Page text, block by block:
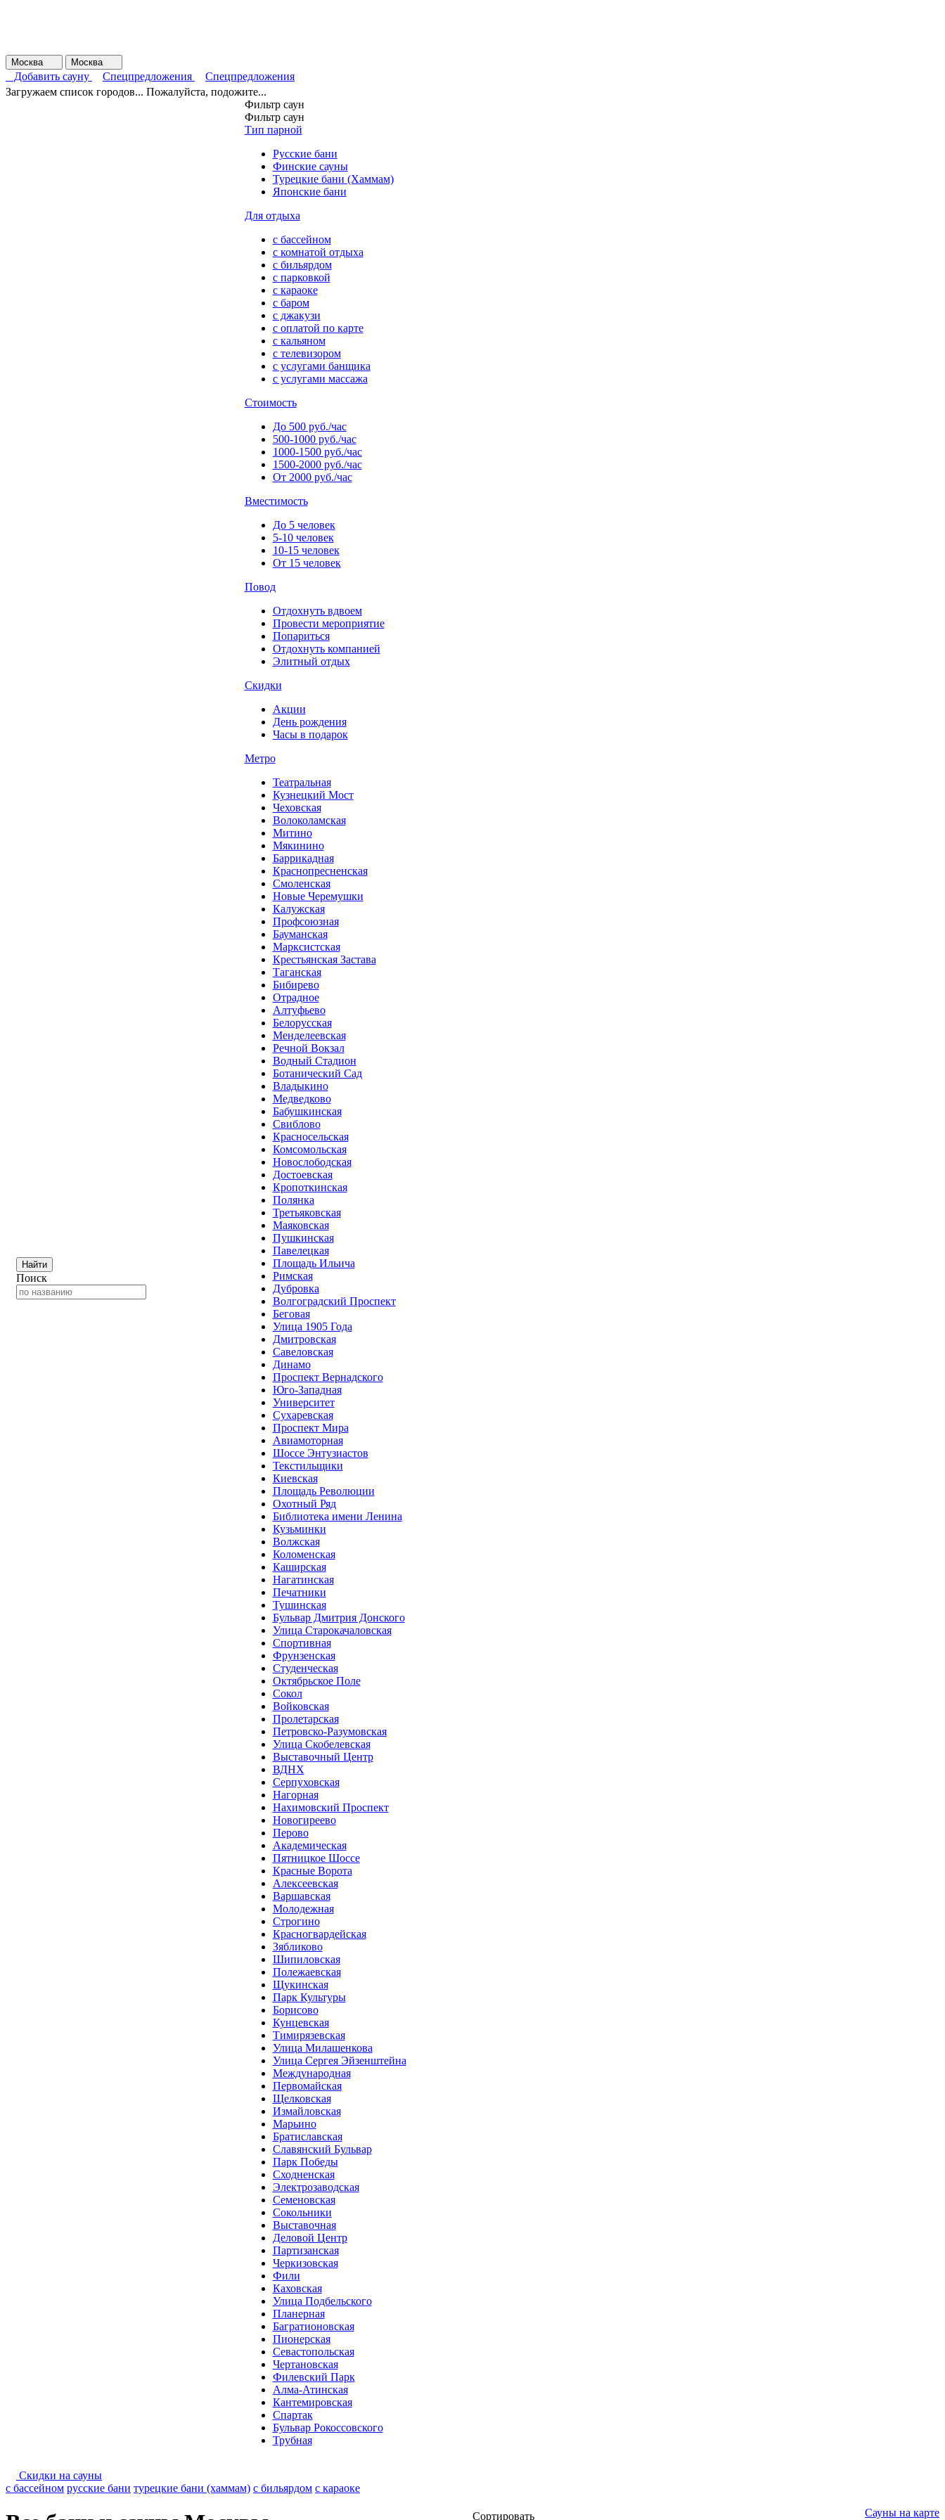
Москва Москва
Добавить сауну Спецпредложения
Спецпредложения
Загружаем список городов... Пожалуйста, подожите...
Найти
Поиск
Фильтр саун
Фильтр саун
Тип парной
Русские бани
Финские сауны
Турецкие бани (Хаммам)
Японские бани
Для отдыха
с бассейном
с комнатой отдыха
с бильярдом
с парковкой
с караоке
с баром
с джакузи
с оплатой по карте
с кальяном
с телевизором
с услугами банщика
с услугами массажа
Стоимость
До 500 руб./час
500-1000 руб./час
1000-1500 руб./час
1500-2000 руб./час
От 2000 руб./час
Вместимость
До 5 человек
5-10 человек
10-15 человек
От 15 человек
Повод
Отдохнуть вдвоем
Провести мероприятие
Попариться
Отдохнуть компанией
Элитный отдых
Скидки
Акции
День рождения
Часы в подарок
Метро
Театральная
Кузнецкий Мост
Чеховская
Волоколамская
Митино
Мякинино
Баррикадная
Краснопресненская
Смоленская
Новые Черемушки
Калужская
Профсоюзная
Бауманская
Марксистская
Крестьянская Застава
Таганская
Бибирево
Отрадное
Алтуфьево
Белорусская
Менделеевская
Речной Вокзал
Водный Стадион
Ботанический Сад
Владыкино
Медведково
Бабушкинская
Свиблово
Красносельская
Комсомольская
Новослободская
Достоевская
Кропоткинская
Полянка
Третьяковская
Маяковская
Пушкинская
Павелецкая
Площадь Ильича
Римская
Дубровка
Волгоградский Проспект
Беговая
Улица 1905 Года
Дмитровская
Савеловская
Динамо
Проспект Вернадского
Юго-Западная
Университет
Сухаревская
Проспект Мира
Авиамоторная
Шоссе Энтузиастов
Текстильщики
Киевская
Площадь Революции
Охотный Ряд
Библиотека имени Ленина
Кузьминки
Волжская
Коломенская
Каширская
Нагатинская
Печатники
Тушинская
Бульвар Дмитрия Донского
Улица Старокачаловская
Спортивная
Фрунзенская
Студенческая
Октябрьское Поле
Сокол
Войковская
Пролетарская
Петровско-Разумовская
Улица Скобелевская
Выставочный Центр
ВДНХ
Серпуховская
Нагорная
Нахимовский Проспект
Новогиреево
Перово
Академическая
Пятницкое Шоссе
Красные Ворота
Алексеевская
Варшавская
Молодежная
Строгино
Красногвардейская
Зябликово
Шипиловская
Полежаевская
Щукинская
Парк Культуры
Борисово
Кунцевская
Тимирязевская
Улица Милашенкова
Улица Сергея Эйзенштейна
Международная
Первомайская
Щелковская
Измайловская
Марьино
Братиславская
Славянский Бульвар
Парк Победы
Сходненская
Электрозаводская
Семеновская
Сокольники
Выставочная
Деловой Центр
Партизанская
Черкизовская
Фили
Каховская
Улица Подбельского
Планерная
Багратионовская
Пионерская
Севастопольская
Чертановская
Филевский Парк
Алма-Атинская
Кантемировская
Спартак
Бульвар Рокоссовского
Трубная
Скидки на сауны
с бассейном русские бани турецкие бани (хаммам) с бильярдом с караоке
Сауны на карте
Сортировать